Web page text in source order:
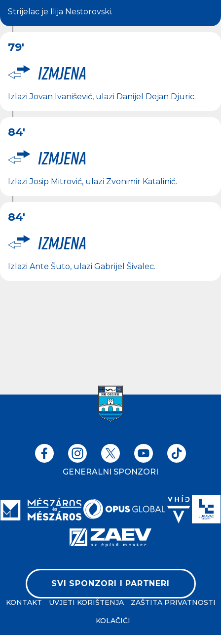
Strijelac je Ilija Nestorovski.
79'
Izmjena
IzlaziJovan Ivanišević, ulazi Danijel Dejan Djuric.
84'
Izmjena
IzlaziJosip Mitrović, ulazi Zvonimir Katalinić.
84'
Izmjena
Izlazi Ante Šuto, ulazi Gabrijel Šivalec.
GENERALNI SPONZORI
SVI SPONZORI I PARTNERI
KONTAKT UVJETI KORIŠTENJA ZAŠTITA PRIVATNOSTI
KOLAČIĆI